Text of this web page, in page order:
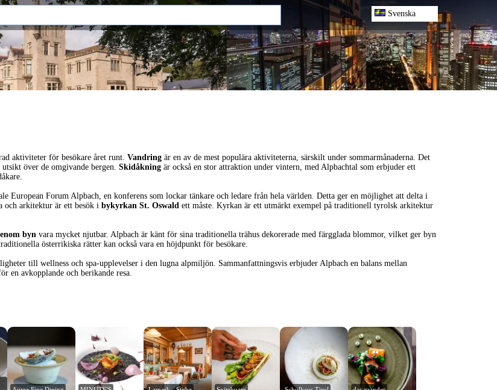
Svenska
aktiviteter för besökare året runt.Vandring är en av de mest populära aktiviteterna, särskilt under sommarmånaderna. Det
utsikt över de omgivande bergen.Skidåkning är också en stor attraktion under vintern, med Alpbachtal som erbjuder ett
European Forum Alpbach, en konferens som lockar tänkare och ledare från hela världen. Detta ger en möjlighet att delta i
och arkitektur är ett besök ibykyrkan St. Oswald ett måste. Kyrkan är ett utmärkt exempel på traditionell tyrolsk arkitektur
byn vara mycket njutbar. Alpbach är känt för sina traditionella trähus dekorerade med färgglada blommor, vilket ger byn
österrikiska rätter kan också vara en höjdpunkt för besökare.
till wellness och spa-upplevelser i den lugna alpmiljön. Sammanfattningsvis erbjuder Alpbach en balans mellan
en avkopplande och berikande resa.